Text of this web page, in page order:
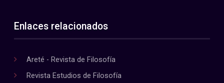
Enlaces relacionados
Areté - Revista de Filosofía
Revista Estudios de Filosofía